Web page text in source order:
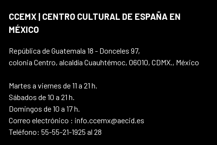
CCEMX | CENTRO CULTURAL DE ESPAÑA EN
MÉXICO
República de Guatemala 18 - Donceles 97,
colonia Centro, alcaldía Cuauhtémoc, 06010, CDMX., México
Martes a viernes de 11 a 21 h.
Sábados de 10 a 21 h.
Domingos de 10 a 17 h.
Correo electrónico : info.ccemx@aecid.es
Teléfono: 55-55-21-1925 al 28